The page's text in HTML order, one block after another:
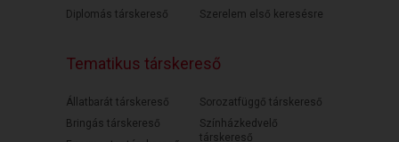
Diplomás társkereső
Szerelem első keresésre
Tematikus társkereső
Állatbarát társkereső
Bringás társkereső
Sorozatfüggő társkereső
Színházkedvelő
társkereső